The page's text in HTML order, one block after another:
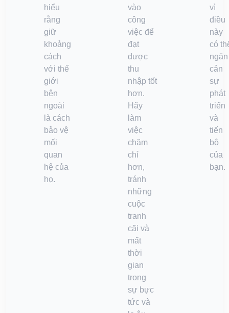
hiểu
rằng
giữ
khoảng
cách
với thế
giới
bên
ngoài
là cách
bảo vệ
mối
quan
hệ của
họ.
vào
công
việc để
đạt
được
thu
nhập tốt
hơn.
Hãy
làm
việc
chăm
chỉ
hơn,
tránh
những
cuộc
tranh
cãi và
mất
thời
gian
trong
sự bực
tức và
vì
điều
này
có
ngăn
cản
sự
phát
triển
và
tiến
bộ
của
bạn.